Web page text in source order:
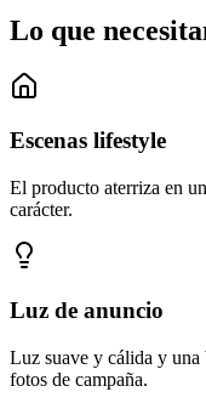
Lo que
Escenas lifestyle
El producto aterriza en
carácter.
Luz de anuncio
Luz suave y cálida y
fotos de campaña.